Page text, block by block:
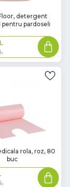
detergent
pentru pardoseli
rola, roz, 80
buc